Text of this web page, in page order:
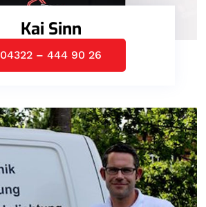
Kai Sinn
04322 – 444 90 26